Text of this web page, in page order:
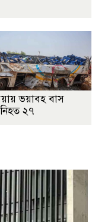
ভয়াবহ বাস
২৭